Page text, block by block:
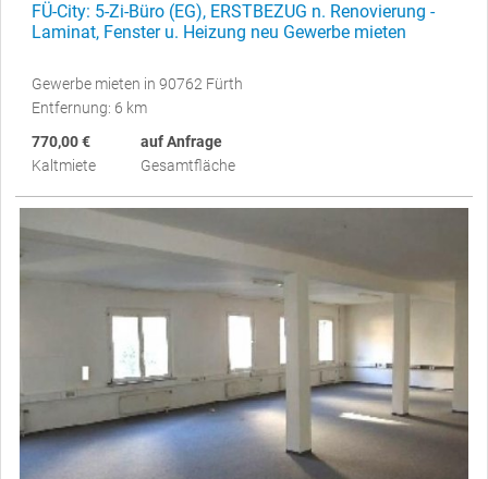
FÜ-City: 5-Zi-Büro (EG), ERSTBEZUG n. Renovierung -
Laminat, Fenster u. Heizung neu Gewerbe mieten
Gewerbe mieten in 90762 Fürth
Entfernung: 6 km
770,00 €
Kaltmiete
auf Anfrage
Gesamtfläche